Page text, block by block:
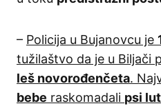
– Policija u Bujanovcu je
tužilaštvo da je u Biljači
leš novorođenčeta.
bebe raskomadali psi